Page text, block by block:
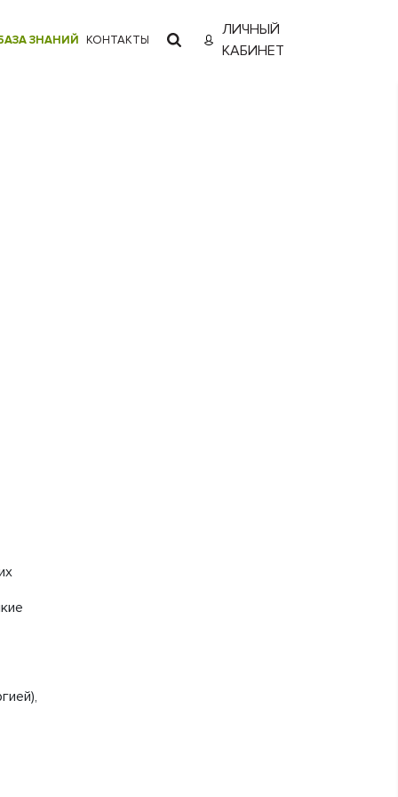
ЗНАНИЙ КОНТАКТЫ
ЛИЧНЫЙ
КАБИНЕТ